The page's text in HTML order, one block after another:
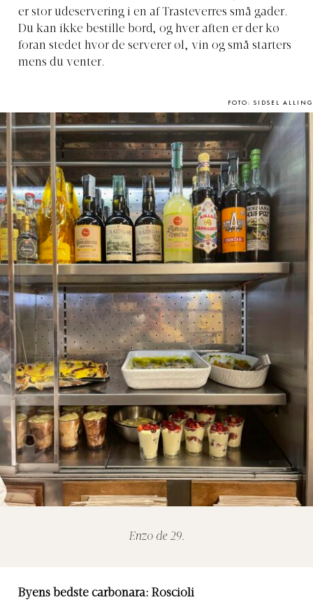
er stor udeservering i en af Trasteverres små gader.
Du kan ikke bestille bord, og hver aften er der kø
foran stedet hvor de serverer øl, vin og små starters
mens du venter.
FOTO: SIDSEL ALLING
Enzo de 29.
Byens bedste carbonara: Roscioli